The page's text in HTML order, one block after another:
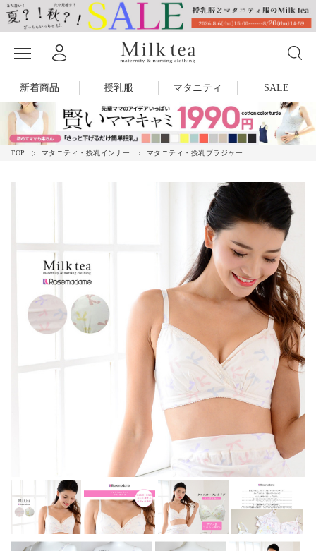
新着商品 授乳服 マタニティ SALE
TOP マタニティ・授乳インナー マタニティ・授乳ブラジャー